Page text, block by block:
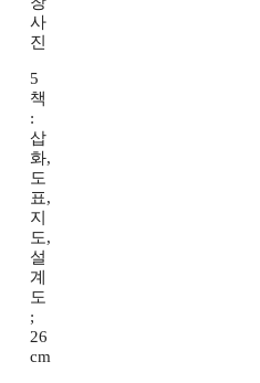
사
진
5
책
:
삽
화,
도
표,
지
도,
설
계
도
;
26
cm